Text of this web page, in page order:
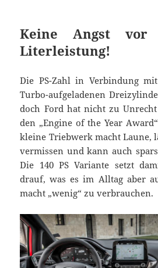
Keine Angst vor
Literleistung!
Die PS-Zahl in Verbindung
Turbo-aufgeladenen
doch Ford hat nicht zu
den „Engine of the Year
kleine Triebwerk macht Laune,
vermissen und kann auch
Die 140 PS Variante setzt
drauf, was es im Alltag aber
macht „wenig“ zu verbrauchen.